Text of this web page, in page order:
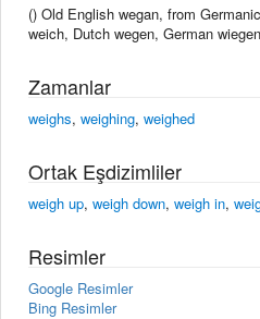
() Old English wegan, from
weich, Dutch wegen, German
Zamanlar
weighs, weighing, weighed
Ortak Eşdizimliler
weigh up, weigh down, weigh in,
Resimler
Google Resimler
Bing Resimler